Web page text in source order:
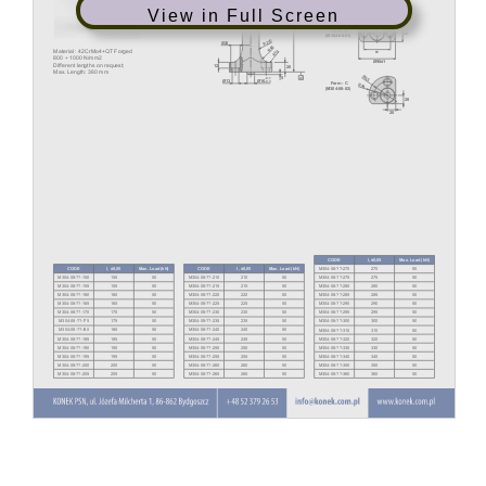
View in Full Screen